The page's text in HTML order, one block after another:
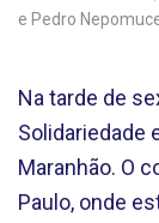
e Pedro
Na tarde de
Solidariedade
Maranhão. O
Paulo, onde